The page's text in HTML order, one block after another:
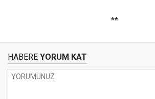
**
HABERE YORUM KAT